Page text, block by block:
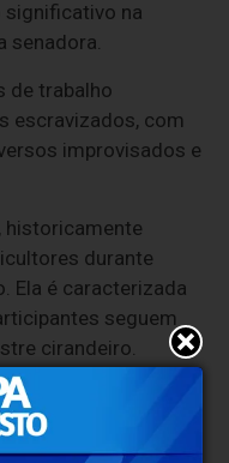
significativo na
senadora.
de trabalho
escravizados, com
improvisados e
historicamente
durante
Ela é caracterizada
seguem
cirandeiro.
mas se tornou
chegou ao Brasil
e possui variações